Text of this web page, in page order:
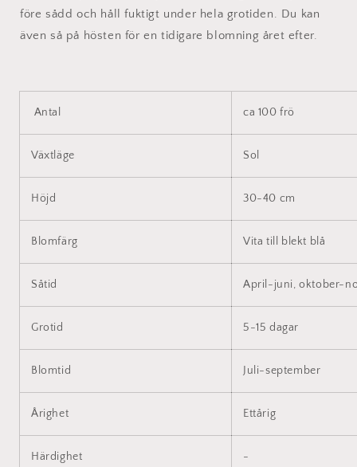
före sådd och håll fuktigt under hela grotiden. Du kan
även så på hösten för en tidigare blomning året efter.
Antal ca 100 frö
Växtläge Sol
Höjd 30-40 cm
Blomfärg Vita till blekt blå
Såtid April-juni, oktober-
Grotid 5-15 dagar
Blomtid Juli-september
Årighet Ettårig
Härdighet -